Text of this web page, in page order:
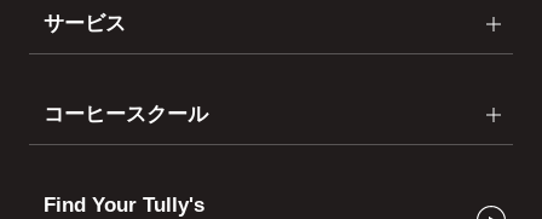
サービス
コーヒースクール
Find Your Tully's